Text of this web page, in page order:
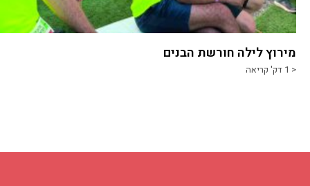
מירוץ לילה חורשת הבנים
< 1 דק' קריאה